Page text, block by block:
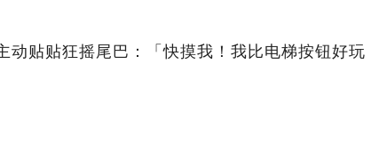
动贴贴狂摇尾巴：「快摸我！我比电梯按钮好玩